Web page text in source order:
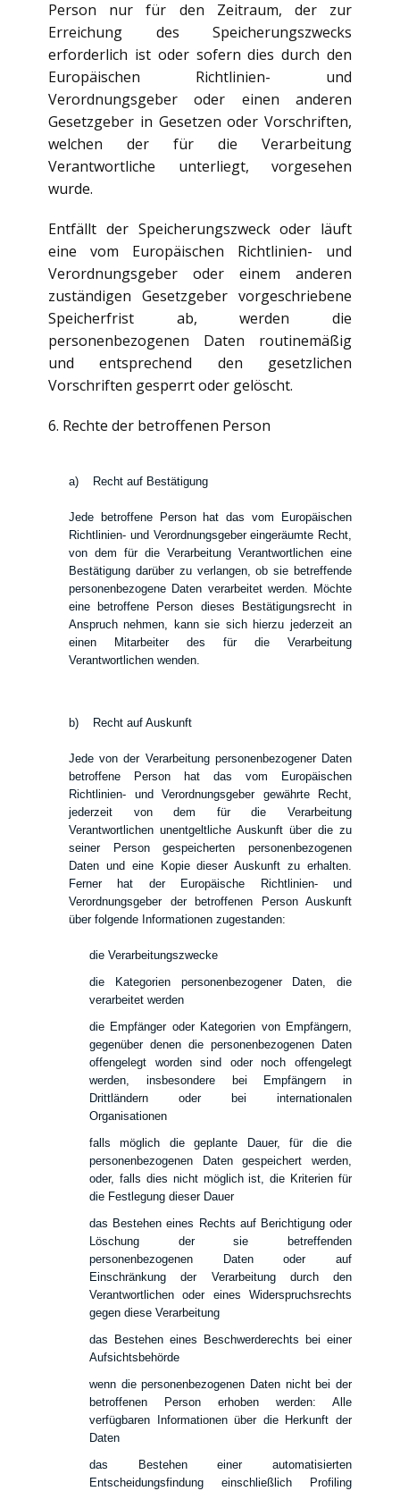
Person nur für den Zeitraum, der zur
Erreichung des Speicherungszwecks
erforderlich ist oder sofern dies durch den
Europäischen Richtlinien- und
Verordnungsgeber oder einen anderen
Gesetzgeber in Gesetzen oder Vorschriften,
welchen der für die Verarbeitung
Verantwortliche unterliegt, vorgesehen
wurde.
Entfällt der Speicherungszweck oder läuft
eine vom Europäischen Richtlinien- und
Verordnungsgeber oder einem anderen
zuständigen Gesetzgeber vorgeschriebene
Speicherfrist ab, werden die
personenbezogenen Daten routinemäßig
und entsprechend den gesetzlichen
Vorschriften gesperrt oder gelöscht.
6. Rechte der betroffenen Person
a) Recht auf Bestätigung
Jede betroffene Person hat das vom Europäischen
Richtlinien- und Verordnungsgeber eingeräumte Recht,
von dem für die Verarbeitung Verantwortlichen eine
Bestätigung darüber zu verlangen, ob sie betreffende
personenbezogene Daten verarbeitet werden. Möchte
eine betroffene Person dieses Bestätigungsrecht in
Anspruch nehmen, kann sie sich hierzu jederzeit an
einen Mitarbeiter des für die Verarbeitung
Verantwortlichen wenden.
b) Recht auf Auskunft
Jede von der Verarbeitung personenbezogener Daten
betroffene Person hat das vom Europäischen
Richtlinien- und Verordnungsgeber gewährte Recht,
jederzeit von dem für die Verarbeitung
Verantwortlichen unentgeltliche Auskunft über die zu
seiner Person gespeicherten personenbezogenen
Daten und eine Kopie dieser Auskunft zu erhalten.
Ferner hat der Europäische Richtlinien- und
Verordnungsgeber der betroffenen Person Auskunft
über folgende Informationen zugestanden:
die Verarbeitungszwecke
die Kategorien personenbezogener Daten, die
verarbeitet werden
die Empfänger oder Kategorien von Empfängern,
gegenüber denen die personenbezogenen Daten
offengelegt worden sind oder noch offengelegt
werden, insbesondere bei Empfängern in
Drittländern oder bei internationalen
Organisationen
falls möglich die geplante Dauer, für die die
personenbezogenen Daten gespeichert werden,
oder, falls dies nicht möglich ist, die Kriterien für
die Festlegung dieser Dauer
das Bestehen eines Rechts auf Berichtigung oder
Löschung der sie betreffenden
personenbezogenen Daten oder auf
Einschränkung der Verarbeitung durch den
Verantwortlichen oder eines Widerspruchsrechts
gegen diese Verarbeitung
das Bestehen eines Beschwerderechts bei einer
Aufsichtsbehörde
wenn die personenbezogenen Daten nicht bei der
betroffenen Person erhoben werden: Alle
verfügbaren Informationen über die Herkunft der
Daten
das Bestehen einer automatisierten
Entscheidungsfindung einschließlich Profiling